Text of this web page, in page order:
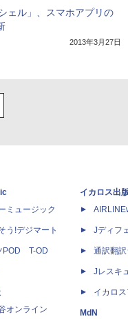
ェル」、スマホアプリの
2013年3月27日
ミュージック
う!デジマート
POD T-OD
オンライン
イカロス出
Jディフ
通訳翻
Jレスキ
イカロ
MdN